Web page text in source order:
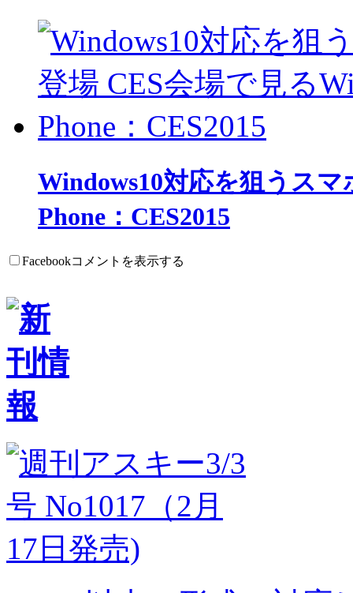
Windows10対応を狙うス
Phone：CES2015
Facebookコメントを表示する